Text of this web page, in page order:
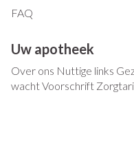
FAQ
Uw apotheek
Over ons Nuttige links
wachtVoorschrift